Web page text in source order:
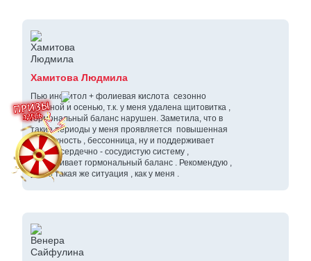
Хамитова Людмила
Пью инозитол + фолиевая кислота сезонно
, весной и осенью, т.к. у меня удалена щитовитка ,
гормональный баланс нарушен. Заметила, что в
такие периоды у меня проявляется повышенная
тревожность , бессонница, ну и поддерживает
работу сердечно - сосудистую систему ,
выравнивает гормональный баланс . Рекомендую ,
у кого такая же ситуация , как у меня .